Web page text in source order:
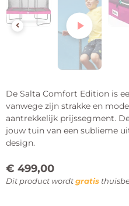
De Salta Comfort Edition is
vanwege zijn strakke en
aantrekkelijk prijssegment.
jouw tuin van een sublieme
design.
€ 499,00
Dit product wordt gratis